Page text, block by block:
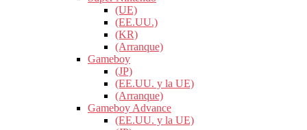
(UE)
(EE.UU.)
(KR)
(Arranque)
Gameboy
(JP)
(EE.UU. y la UE)
(Arranque)
Gameboy Advance
(EE.UU. y la UE)